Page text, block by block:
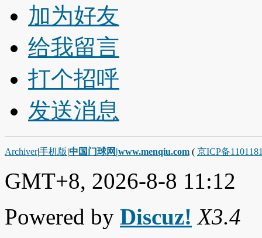
加为好友
给我留言
打个招呼
发送消息
Archiver|手机版|中国门球网|www.menqiu.com ( 京ICP备
GMT+8, 2026-8-8 11:12
Powered by Discuz! X3.4